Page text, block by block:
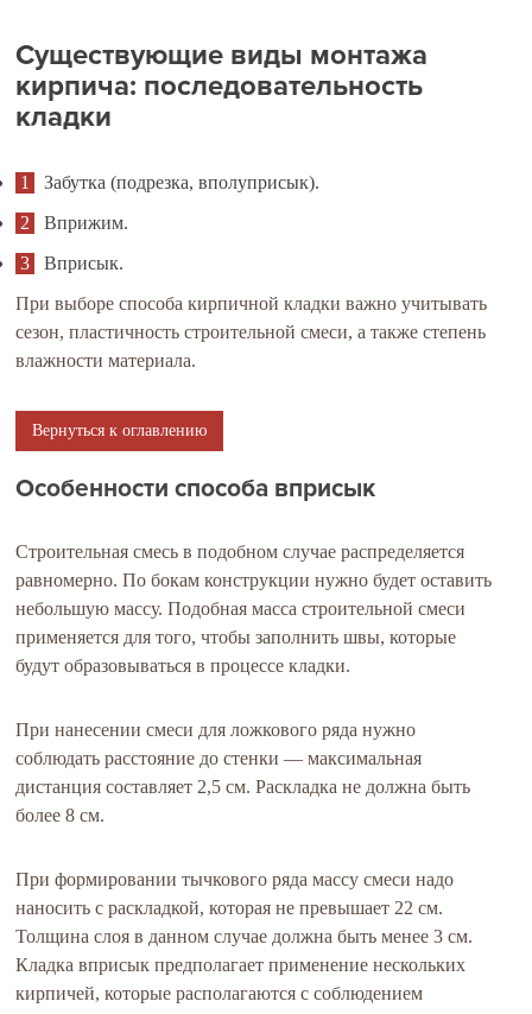
Существующие виды монтажа
кирпича: последовательность
кладки
Забутка (подрезка, вполуприсык).
Вприжим.
Вприсык.
При выборе способа кирпичной кладки важно учитывать
сезон, пластичность строительной смеси, а также степень
влажности материала.
Вернуться к оглавлению
Особенности способа вприсык
Строительная смесь в подобном случае распределяется
равномерно. По бокам конструкции нужно будет оставить
небольшую массу. Подобная масса строительной смеси
применяется для того, чтобы заполнить швы, которые
будут образовываться в процессе кладки.
При нанесении смеси для ложкового ряда нужно
соблюдать расстояние до стенки — максимальная
дистанция составляет 2,5 см. Раскладка не должна быть
более 8 см.
При формировании тычкового ряда массу смеси надо
наносить с раскладкой, которая не превышает 22 см.
Толщина слоя в данном случае должна быть менее 3 см.
Кладка вприсык предполагает применение нескольких
кирпичей, которые располагаются с соблюдением